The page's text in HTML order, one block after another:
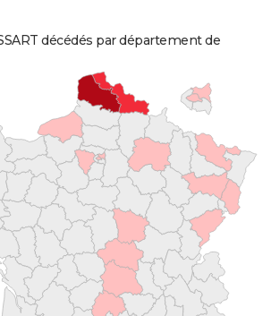
décédés par département de